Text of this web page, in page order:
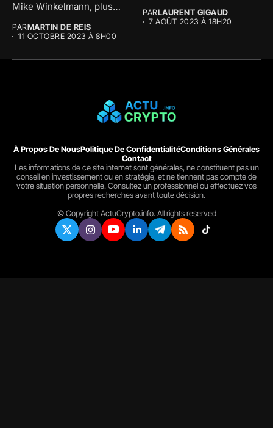
Mike Winkelmann, plus
PARMARTIN DE REIS
11 OCTOBRE 2023 À 8H00
PARLAURENT GIGAUD
7 AOÛT 2023 À 18H20
À Propos De NousPolitique De ConfidentialitéConditions Générales
Contact
Les informations de ce site internet sont générales, ne constituent pas un
conseil en investissement ou en stratégie, et ne tiennent pas compte de
votre situation personnelle. Consultez un professionnel ou effectuez vos
propres recherches avant toute décision.
© Copyright ActuCrypto.info. All rights reserved